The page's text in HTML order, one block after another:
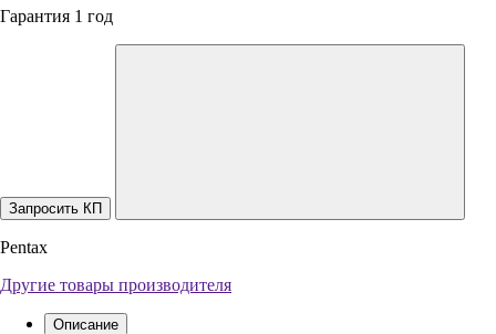
Гарантия 1 год
Запросить КП
Pentax
Другие товары производителя
Описание